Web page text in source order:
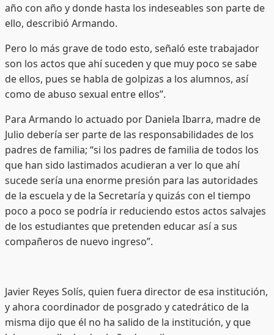
año con año y donde hasta los indeseables son parte de
ello, describió Armando.
Pero lo más grave de todo esto, señaló este trabajador
son los actos que ahí suceden y que muy poco se sabe
de ellos, pues se habla de golpizas a los alumnos, así
como de abuso sexual entre ellos”.
Para Armando lo actuado por Daniela Ibarra, madre de
Julio debería ser parte de las responsabilidades de los
padres de familia; “si los padres de familia de todos los
que han sido lastimados acudieran a ver lo que ahí
sucede sería una enorme presión para las autoridades
de la escuela y de la Secretaría y quizás con el tiempo
poco a poco se podría ir reduciendo estos actos salvajes
de los estudiantes que pretenden educar así a sus
compañeros de nuevo ingreso”.
Javier Reyes Solís, quien fuera director de esa institución,
y ahora coordinador de posgrado y catedrático de la
misma dijo que él no ha salido de la institución, y que